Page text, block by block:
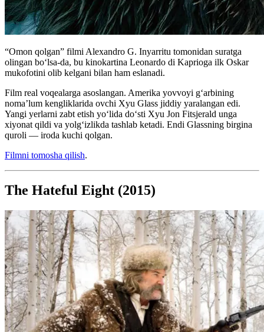
“Omon qolgan” filmi Alexandro G. Inyarritu tomonidan suratga
olingan boʻlsa-da, bu kinokartina Leonardo di Kaprioga ilk Oskar
mukofotini olib kelgani bilan ham eslanadi.
Film real voqealarga asoslangan. Amerika yovvoyi g‘arbining
noma’lum kengliklarida ovchi Xyu Glass jiddiy yaralangan edi.
Yangi yerlarni zabt etish yoʻlida doʻsti Xyu Jon Fitsjerald unga
xiyonat qildi va yolg‘izlikda tashlab ketadi. Endi Glassning birgina
quroli — iroda kuchi qolgan.
Filmni tomosha qilish.
The Hateful Eight (2015)